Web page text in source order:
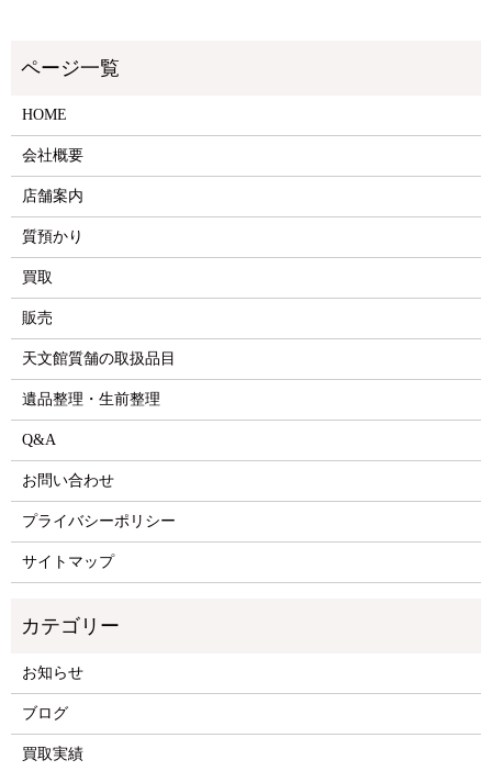
HOME
会社概要
店舗案内
質預かり
買取
販売
天文館質舗の取扱品目
遺品整理・生前整理
Q&A
お問い合わせ
プライバシーポリシー
サイトマップ
お知らせ
ブログ
買取実績